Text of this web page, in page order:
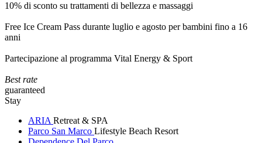
10% di sconto su trattamenti di bellezza e massaggi
Free Ice Cream Pass durante luglio e agosto per bambini fino a 16
anni
Partecipazione al programma Vital Energy & Sport
Best rate
guaranteed
Stay
ARIA Retreat & SPA
Parco San Marco Lifestyle Beach Resort